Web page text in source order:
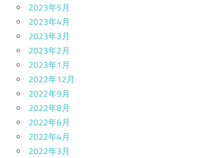
2023年5月
2023年4月
2023年3月
2023年2月
2023年1月
2022年12月
2022年9月
2022年8月
2022年6月
2022年4月
2022年3月